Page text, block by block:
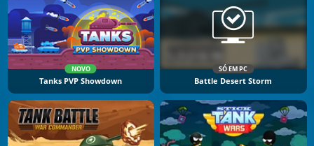
NOVO
Tanks PVP Showdown
SÓ EM PC
Battle Desert Storm